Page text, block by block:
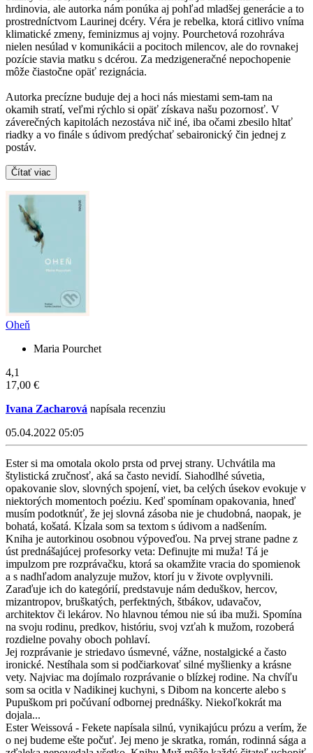
hrdinovia, ale autorka nám ponúka aj pohľad mladšej generácie a to
prostredníctvom Laurinej dcéry. Véra je rebelka, ktorá citlivo vníma
klimatické zmeny, feminizmus aj vojny. Pourchetová rozohráva
nielen nesúlad v komunikácii a pocitoch milencov, ale do rovnakej
pozície stavia matku s dcérou. Za medzigeneračné nepochopenie
môže čiastočne opäť rezignácia.
Autorka precízne buduje dej a hoci nás miestami sem-tam na
okamih stratí, veľmi rýchlo si opäť získava našu pozornosť. V
záverečných kapitolách nezostáva nič iné, iba očami zbesilo hltať
riadky a vo finále s údivom predýchať sebaironický čin jednej z
postáv.
Čítať viac
Oheň
Maria Pourchet
4,1
17,00 €
Ivana Zacharová napísala recenziu
05.04.2022 05:05
Ester si ma omotala okolo prsta od prvej strany. Uchvátila ma
štylistická zručnosť, aká sa často nevidí. Siahodlhé súvetia,
opakovanie slov, slovných spojení, viet, ba celých úsekov evokuje v
niektorých momentoch poéziu. Keď spomínam opakovania, hneď
musím podotknúť, že jej slovná zásoba nie je chudobná, naopak, je
bohatá, košatá. Kĺzala som sa textom s údivom a nadšením.
Kniha je autorkinou osobnou výpoveďou. Na prvej strane padne z
úst prednášajúcej profesorky veta: Definujte mi muža! Tá je
impulzom pre rozprávačku, ktorá sa okamžite vracia do spomienok
a s nadhľadom analyzuje mužov, ktorí ju v živote ovplyvnili.
Zaraďuje ich do kategórií, predstavuje nám deduškov, hercov,
mizantropov, bruškatých, perfektných, štbákov, udavačov,
architektov či lekárov. No hlavnou témou nie sú iba muži. Spomína
na svoju rodinu, predkov, históriu, svoj vzťah k mužom, rozoberá
rozdielne povahy oboch pohlaví.
Jej rozprávanie je striedavo úsmevné, vážne, nostalgické a často
ironické. Nestíhala som si podčiarkovať silné myšlienky a krásne
vety. Najviac ma dojímalo rozprávanie o blízkej rodine. Na chvíľu
som sa ocitla v Nadikinej kuchyni, s Dibom na koncerte alebo s
Pupuškom pri počúvaní odbornej prednášky. Niekoľkokrát ma
dojala...
Ester Weissová - Fekete napísala silnú, vynikajúcu prózu a verím, že
o nej budeme ešte počuť. Jej meno je skratka, román, rodinná sága a